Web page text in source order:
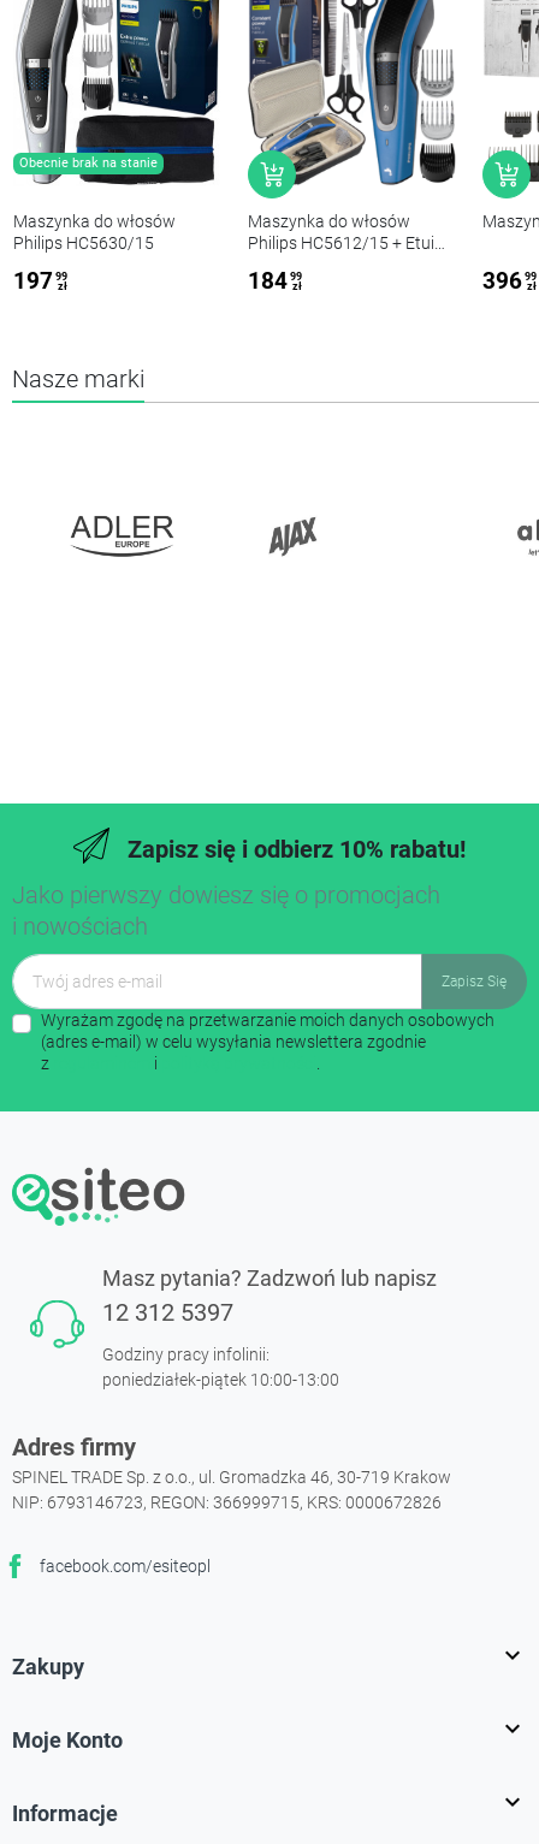
Obecnie brak na stanie
Maszynka do włosów
Philips HC5630/15
197 99
zł
Maszynka do włosów
Philips HC5612/15 + Etui
czarne + Zestaw fryzjerski
184 99
zł
396 99
zł
Nasze marki
Zapisz się i odbierz 10% rabatu!
Jako pierwszy dowiesz się o promocjach
i nowościach
Wyrażam zgodę na przetwarzanie moich danych osobowych
(adres e-mail) w celu wysyłania newslettera zgodnie
z
i
Masz pytania? Zadzwoń lub napisz
12 312 5397
Godziny pracy infolinii:
poniedziałek-piątek 10:00-13:00
Adres firmy
SPINEL TRADE Sp. z o.o., ul. Gromadzka 46, 30-719 Krakow
NIP: 6793146723, REGON: 366999715, KRS: 0000672826
facebook.com/esiteopl
Facebook
Zakupy 
Moje Konto 
Informacje 